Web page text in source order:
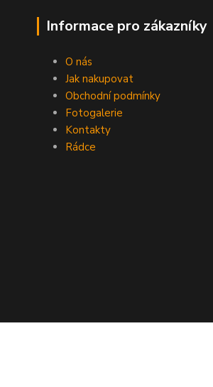
Informace pro zákazníky
O nás
Jak nakupovat
Obchodní podmínky
Fotogalerie
Kontakty
Rádce